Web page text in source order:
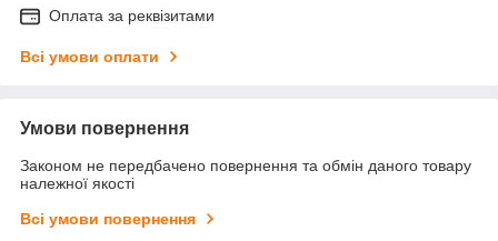
Оплата за реквізитами
Всі умови оплати
Умови повернення
Законом не передбачено повернення та обмін даного товару
належної якості
Всі умови повернення